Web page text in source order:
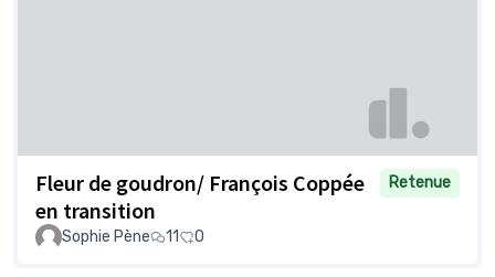
Fleur de goudron/ François Coppée
en transition
Retenue
Sophie Pène 11 0